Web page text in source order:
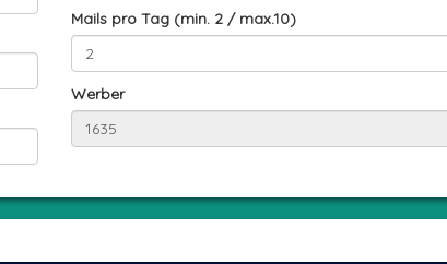
Mails pro Tag (min. 2 / max.10)
Werber